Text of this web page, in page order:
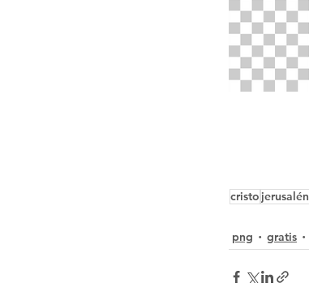
cristo jerusalén
png
gratis